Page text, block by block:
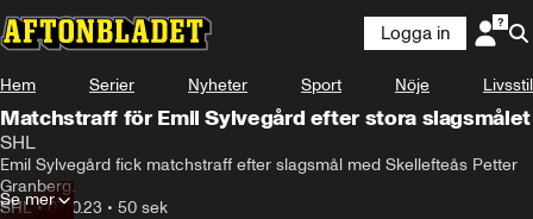
Logga in
Hem Serier Nyheter Sport Nöje Livsstil
Matchstraff för Emil Sylvegård efter stora slagsmålet
SHL
Emil Sylvegård fick matchstraff efter slagsmål med Skellefteås Petter
Granberg.
SHL•07.10.23 • 50 sek
Se mer